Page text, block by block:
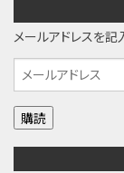
メールアドレスを記
メ
ー
ル